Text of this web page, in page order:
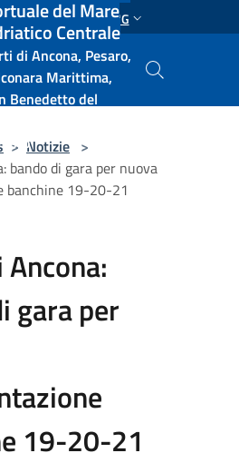
ENG
del Mare
Centrale
di Ancona, Pesaro,
Marittima,
Benedetto del
> Notizie >
bando di gara per nuova
banchine 19-20-21
gara per
19-20-21